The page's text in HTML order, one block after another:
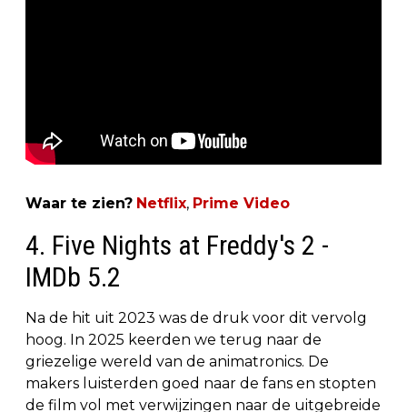
Waar te zien? Netflix, Prime Video
4. Five Nights at Freddy's 2 -
IMDb 5.2
Na de hit uit 2023 was de druk voor dit vervolg
hoog. In 2025 keerden we terug naar de
griezelige wereld van de animatronics. De
makers luisterden goed naar de fans en stopten
de film vol met verwijzingen naar de uitgebreide